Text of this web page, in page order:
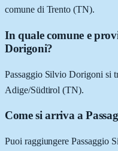
comune di Trento (TN).
In quale comune e
Dorigoni?
Passaggio Silvio Dorigoni si
Adige/Südtirol (TN).
Come si arriva a
Puoi raggiungere Passaggio